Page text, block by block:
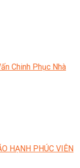
Chinh Phục Nhà
HẠNH PHÚC VIÊN